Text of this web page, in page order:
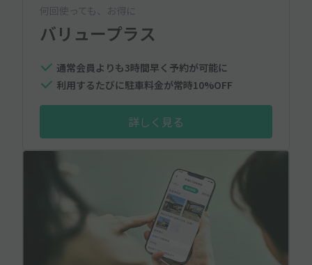
何回使っても、お得に
バリュープラス
通常会員よりも3時間早く予約が可能に
利用するたびに駐車料金が常時10%OFF
詳しく見る